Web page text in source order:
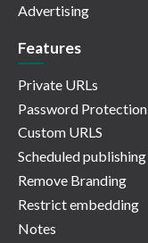
Advertising
Features
Private URLs
Password Protection
Custom URLS
Scheduled publishing
Remove Branding
Restrict embedding
Notes